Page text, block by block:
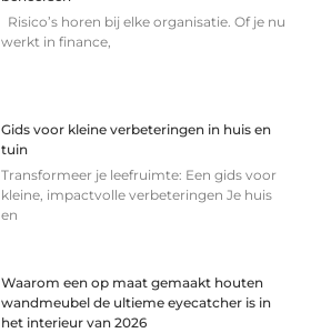
Risico’s horen bij elke organisatie. Of je nu
werkt in finance,
Gids voor kleine verbeteringen in huis en
tuin
Transformeer je leefruimte: Een gids voor
kleine, impactvolle verbeteringen Je huis
en
Waarom een op maat gemaakt houten
wandmeubel de ultieme eyecatcher is in
het interieur van 2026